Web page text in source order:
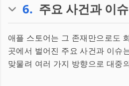
6. 주요 사건과 이슈
애플 스토어는 그 존재만으로도
곳에서 벌어진 주요 사건과 이슈
맞물려 여러 가지 방향으로 대중